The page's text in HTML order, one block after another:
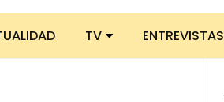
TV ENTREVISTAS